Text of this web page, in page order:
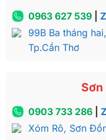
0963 627 539|
99B Ba tháng
Tp.Cần Thơ
0903 733 286|
Xóm Rô, Sơn